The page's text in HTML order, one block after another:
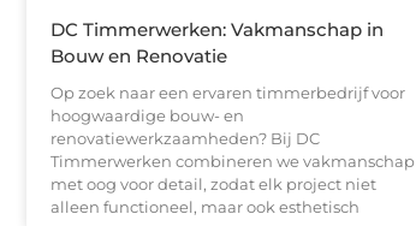
DC Timmerwerken: Vakmanschap in
Bouw en Renovatie
Op zoek naar een ervaren timmerbedrijf voor
hoogwaardige bouw- en
renovatiewerkzaamheden? Bij DC
Timmerwerken combineren we vakmanschap
met oog voor detail, zodat elk project niet
alleen functioneel, maar ook esthetisch